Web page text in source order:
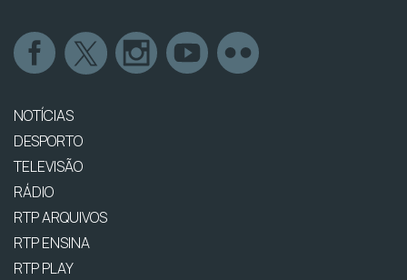
NOTÍCIAS
DESPORTO
TELEVISÃO
RÁDIO
RTP ARQUIVOS
RTP ENSINA
RTP PLAY